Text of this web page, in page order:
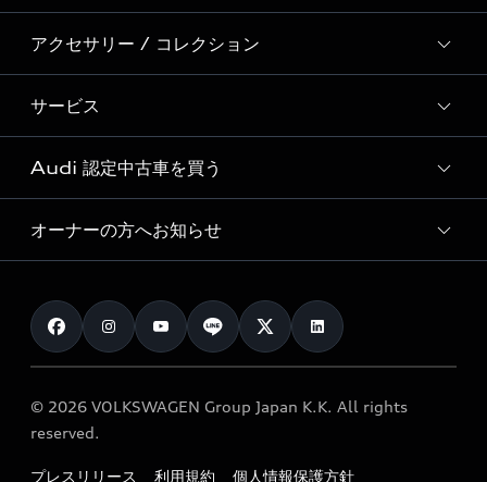
Audi Sport
Formula 1®
デジタルサービス
新車在庫検索
試乗車・展示車検索
見積り依頼
試乗予約
モデル一覧
特別仕様モデル / 限定モデル
e-tronラインアップ
価格シミュレーション
車両比較
カタログ一覧
アクセサリー / コレクション
純正アクセサリー
オンラインショップ
Audi collection
アウディナビアプリ
サービス
サービス入庫予約
サービスプログラム
メンテナンス
車検 / 定期点検
e-tronアフターサポート
myAudi
Audi 認定中古車を買う
Audi認定中古車
クオリティ
保証
メンテナンス
オーナーの方へお知らせ
お知らせ
オーナー様向けキャンペーン
特定整備適用車一覧
リサイクル法
© 2026 VOLKSWAGEN Group Japan K.K. All rights
reserved.
プレスリリース 利用規約 個人情報保護方針